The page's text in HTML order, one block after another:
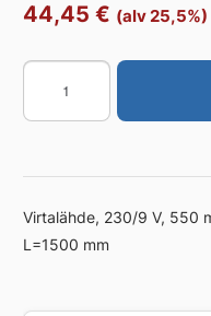
44,45 € (alv 25,5%)
Virtalähde
Electra
määrä
Virtalähde, 230/9 V, 550
L=1500 mm